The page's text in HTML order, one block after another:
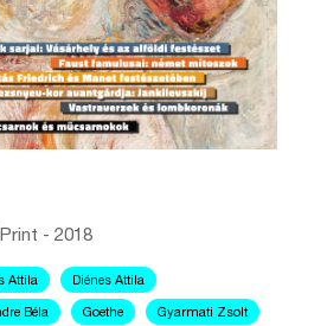
Print - 2018
Attila Diénes Attila
Béla Goethe Gyarmati Zsolt